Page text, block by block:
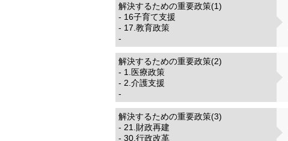
解決するための重要政策(1)
- 16子育て支援
- 17.教育政策
-
解決するための重要政策(2)
- 1.医療政策
- 2.介護支援
-
解決するための重要政策(3)
- 21.財政再建
- 30.行政改革